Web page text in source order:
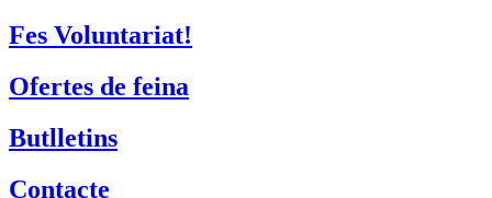
Fes Voluntariat!
Ofertes de feina
Butlletins
Contacte